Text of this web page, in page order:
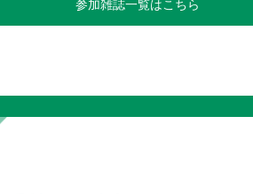
参加雑誌一覧はこちら